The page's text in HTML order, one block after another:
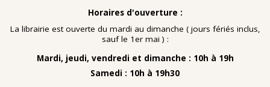
Horaires d'ouverture :
La librairie est ouverte du mardi au dimanche ( jours fériés inclus,
sauf le 1er mai ) :
Mardi, jeudi, vendredi et dimanche : 10h à 19h
Samedi : 10h à 19h30